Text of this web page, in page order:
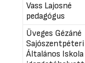
Vass Lajosné
pedagógus
Üveges Gézáné
Általános